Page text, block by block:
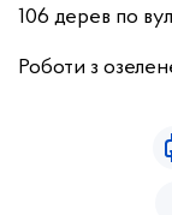
106 дерев по
Роботи з